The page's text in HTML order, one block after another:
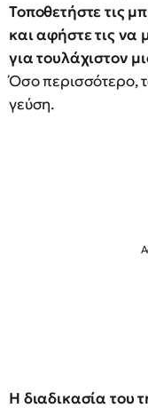
Τοποθετήστε τις
και αφήστε τις να
για τουλάχιστον
Όσο περισσότερο,
γεύση.
Η διαδικασία του